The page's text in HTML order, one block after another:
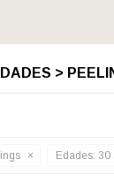
>
Edades: 30